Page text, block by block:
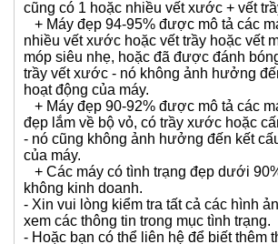
cũng có 1 hoặc nhiều vết xước + vết
+ Máy đẹp 94-95% được mô tả các
nhiều vết xước hoặc vết trầy hoặc vết
móp siêu nhẹ, hoặc đã được đánh
trầy vết xước - nó không ảnh hưởng
hoạt động của máy.
+ Máy đẹp 90-92% được mô tả các
đẹp lắm về bộ vỏ, có trầy xước hoặc
- nó cũng không ảnh hưởng đến kết
của máy.
+ Các máy có tình trạng đẹp dưới
không kinh doanh.
- Xin vui lòng kiểm tra tất cả các hình
xem các thông tin trong mục tình trạng.
- Hoặc bạn có thể liên hệ để biết thêm